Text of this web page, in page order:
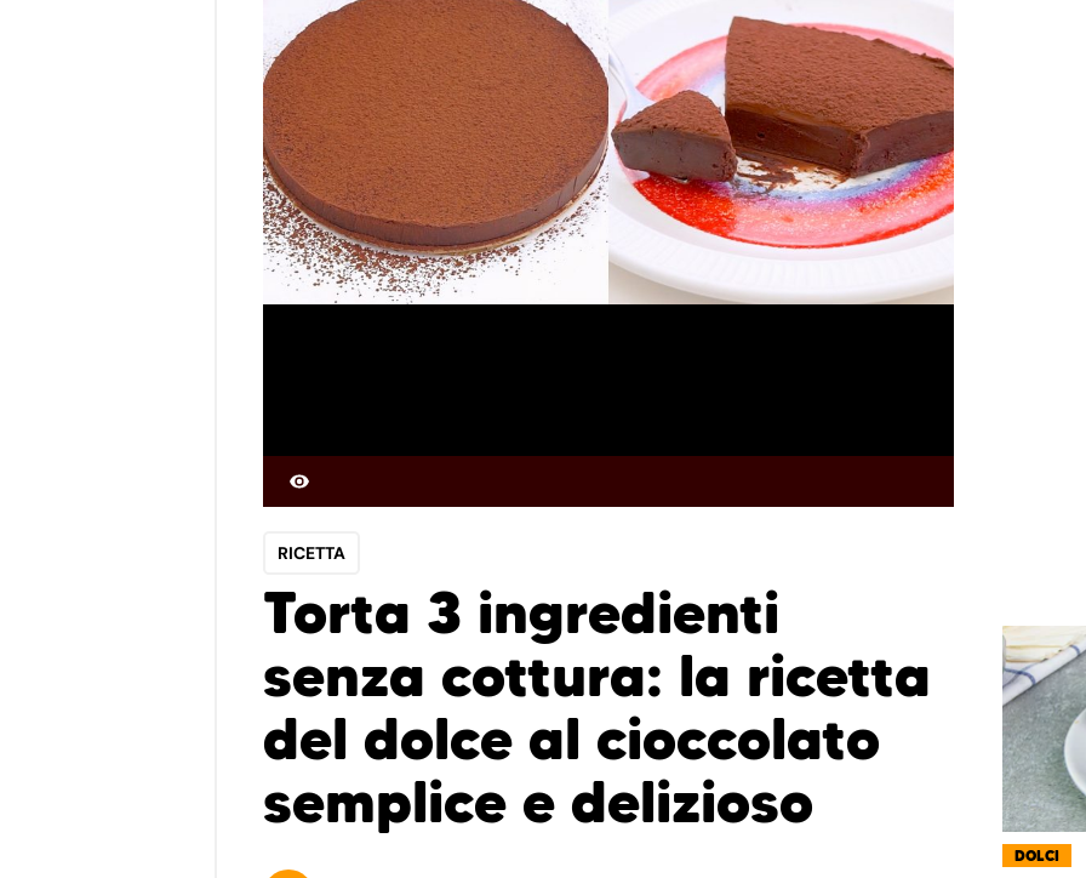
RICETTA
Torta 3 ingredienti
senza cottura: la ricetta
del dolce al cioccolato
semplice e delizioso
DOLCI